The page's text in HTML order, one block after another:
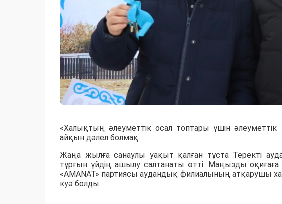
«Халықтың әлеуметтік осал топтары үшін
айқын дәлел болмақ.
Жаңа жылға санаулы уақыт қалған тұста Теректі
тұрғын үйдің ашылу салтанаты өтті. Маңызды оқиғаға
«AMANAT» партиясы аудандық филиалының
куә болды.